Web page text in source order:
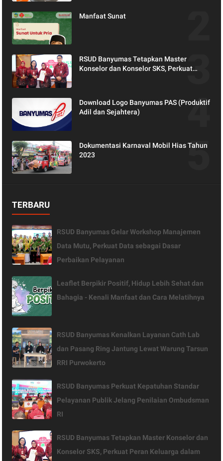
Manfaat Sunat
RSUD Banyumas Tetapkan Master
Konselor dan Konselor SKS, Perkuat
Download Logo Banyumas PAS (Produktif
Adil dan Sejahtera)
Dokumentasi Karnaval Mobil Hias Tahun
2023
TERBARU
RSUD Banyumas Gelar Workshop Manajemen
Data Mutu, Perkuat Data sebagai Dasar
Perbaikan Pelayanan
Leaflet Berpikir Positif, Hidup Lebih Sehat dan
Bahagia - Kenali Manfaat dan Cara Melatihnya
RSUD Banyumas Kenalkan Layanan Cath Lab
dan Pasang Ring Jantung Lewat Warung Tarsun
RRI Purwokerto
RSUD Banyumas Perkuat Kepatuhan Standar
Pelayanan Publik Jelang Penilaian Ombudsman
RI
RSUD Banyumas Tetapkan Master Konselor dan
Konselor SKS, Perkuat Peran Keluarga dalam